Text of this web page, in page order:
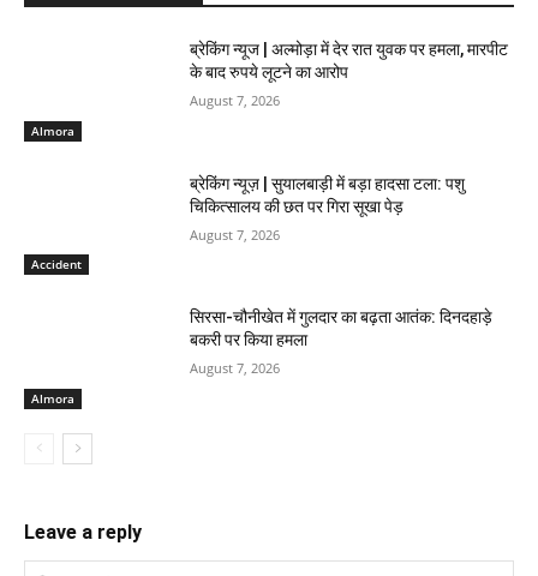
Almora
ब्रेकिंग न्यूज | अल्मोड़ा में देर रात युवक पर हमला, मारपीट
के बाद रुपये लूटने का आरोप
August 7, 2026
Accident
ब्रेकिंग न्यूज़ | सुयालबाड़ी में बड़ा हादसा टला: पशु
चिकित्सालय की छत पर गिरा सूखा पेड़
August 7, 2026
Almora
सिरसा-चौनीखेत में गुलदार का बढ़ता आतंक: दिनदहाड़े
बकरी पर किया हमला
August 7, 2026
Leave a reply